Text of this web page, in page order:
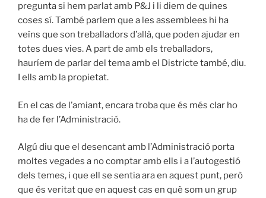
pregunta si hem parlat amb P&J i li diem de quines
coses sí. També parlem que a les assemblees hi ha
veïns que son treballadors d’allà, que poden ajudar en
totes dues vies. A part de amb els treballadors,
hauríem de parlar del tema amb el Districte també, diu.
I ells amb la propietat.
En el cas de l’amiant, encara troba que és més clar ho
ha de fer l’Administració.
Algú diu que el desencant amb l’Administració porta
moltes vegades a no comptar amb ells i a l’autogestió
dels temes, i que ell se sentia ara en aquest punt, però
que és veritat que en aquest cas en què som un grup